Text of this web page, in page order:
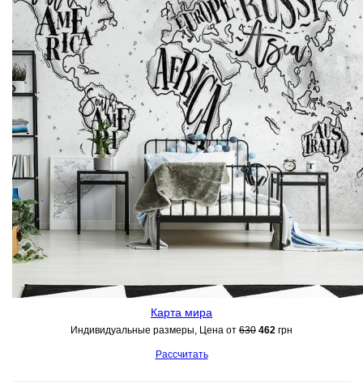
Карта мира
Индивидуальные размеры, Цена от 630 462 грн
Рассчитать